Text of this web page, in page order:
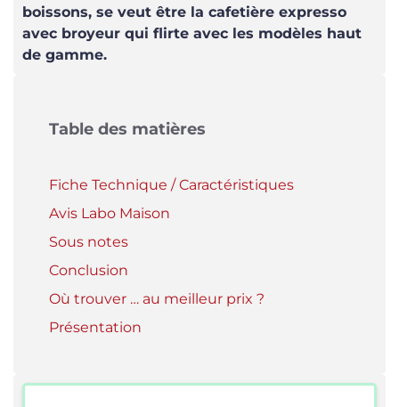
boissons, se veut être la cafetière expresso
avec broyeur qui flirte avec les modèles haut
de gamme.
Table des matières
Fiche Technique / Caractéristiques
Avis Labo Maison
Sous notes
Conclusion
Où trouver … au meilleur prix ?
Présentation